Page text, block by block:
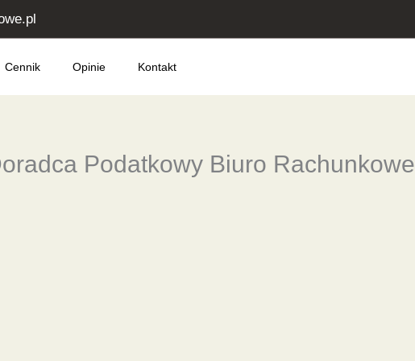
Cennik Opinie Kontakt
Podatkowy Biuro Rachunkowe